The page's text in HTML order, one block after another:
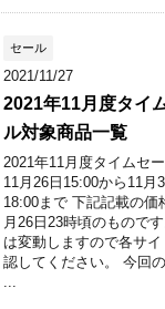
セール
2021/11/27
2021年11月度タイ
ル対象商品一覧
2021年11月度タイムセ
11月26日15:00から11月
18:00まで 下記記載の価
月26日23時頃のもので
は変動しますので各サ
認してください。 今回
...